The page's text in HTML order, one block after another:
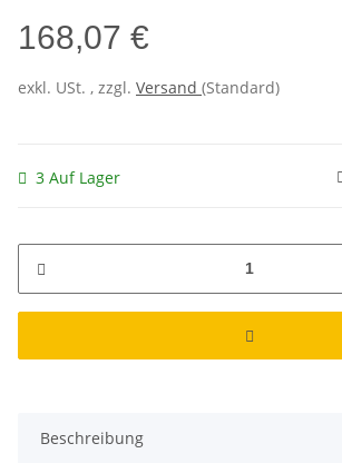
168,07 €
exkl. USt. , zzgl. Versand (Standard)
3 Auf Lager
Beschreibung